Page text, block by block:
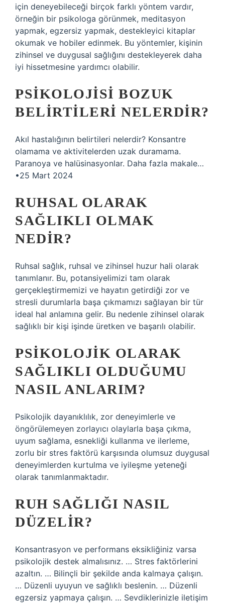
için deneyebileceği birçok farklı yöntem vardır,
örneğin bir psikologa görünmek, meditasyon
yapmak, egzersiz yapmak, destekleyici kitaplar
okumak ve hobiler edinmek. Bu yöntemler, kişinin
zihinsel ve duygusal sağlığını destekleyerek daha
iyi hissetmesine yardımcı olabilir.
PSIKOLOJISI BOZUK
BELIRTILERI NELERDIR?
Akıl hastalığının belirtileri nelerdir? Konsantre
olamama ve aktivitelerden uzak duramama.
Paranoya ve halüsinasyonlar. Daha fazla makale…
•25 Mart 2024
RUHSAL OLARAK
SAĞLIKLI OLMAK
NEDIR?
Ruhsal sağlık, ruhsal ve zihinsel huzur hali olarak
tanımlanır. Bu, potansiyelimizi tam olarak
gerçekleştirmemizi ve hayatın getirdiği zor ve
stresli durumlarla başa çıkmamızı sağlayan bir tür
ideal hal anlamına gelir. Bu nedenle zihinsel olarak
sağlıklı bir kişi işinde üretken ve başarılı olabilir.
PSIKOLOJIK OLARAK
SAĞLIKLI OLDUĞUMU
NASIL ANLARIM?
Psikolojik dayanıklılık, zor deneyimlerle ve
öngörülemeyen zorlayıcı olaylarla başa çıkma,
uyum sağlama, esnekliği kullanma ve ilerleme,
zorlu bir stres faktörü karşısında olumsuz duygusal
deneyimlerden kurtulma ve iyileşme yeteneği
olarak tanımlanmaktadır.
RUH SAĞLIĞI NASIL
DÜZELIR?
Konsantrasyon ve performans eksikliğiniz varsa
psikolojik destek almalısınız. … Stres faktörlerini
azaltın. … Bilinçli bir şekilde anda kalmaya çalışın.
… Düzenli uyuyun ve sağlıklı beslenin. … Düzenli
egzersiz yapmaya çalışın. … Sevdiklerinizle iletişim